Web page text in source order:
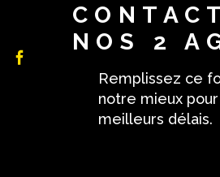
NOS 2
Remplissez ce
notre mieux
meilleurs délais.